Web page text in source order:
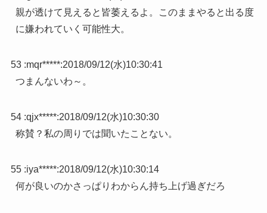
親が透けて見えると皆萎えるよ。このままやると出る度
に嫌われていく可能性大。
53 :mqr*****:2018/09/12(水)10:30:41
つまんないわ～。
54 :qjx*****:2018/09/12(水)10:30:30
称賛？私の周りでは聞いたことない。
55 :iya*****:2018/09/12(水)10:30:14
何が良いのかさっぱりわからん持ち上げ過ぎだろ